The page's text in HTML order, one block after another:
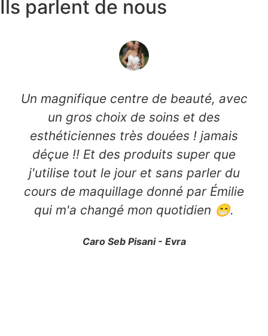
Ils parlent de nous
Un magnifique centre de beauté, avec
un gros choix de soins et des
esthéticiennes très douées ! jamais
déçue !! Et des produits super que
j'utilise tout le jour et sans parler du
cours de maquillage donné par Émilie
qui m'a changé mon quotidien 😁.
Caro Seb Pisani - Evra